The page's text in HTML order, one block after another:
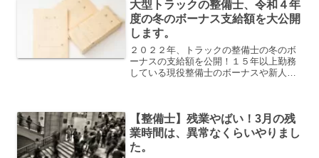
経験してきて、実際に数十...
大型トラックの整備士、令和４年
度の冬のボーナス支給額を大公開
します。
２０２２年、トラックの整備士の冬のボ
ーナスの支給額を公開！１５年以上勤務
している現役整備士のボーナスや新人・
【整備士】残業やばい！3月の残
業時間は、異常なくらいやりまし
た。